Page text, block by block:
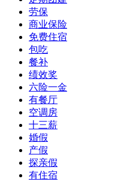
劳保
商业保险
免费住宿
包吃
餐补
绩效奖
六险一金
有餐厅
空调房
十三薪
婚假
产假
探亲假
有住宿